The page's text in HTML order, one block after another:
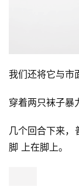
我们还将它与市
穿着两只袜子暴
几个回合下来，
脚 上在脚上。